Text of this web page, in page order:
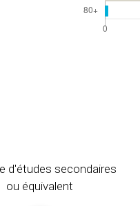
d'études secondaires
ou équivalent